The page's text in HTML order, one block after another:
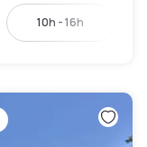
10h - 16h